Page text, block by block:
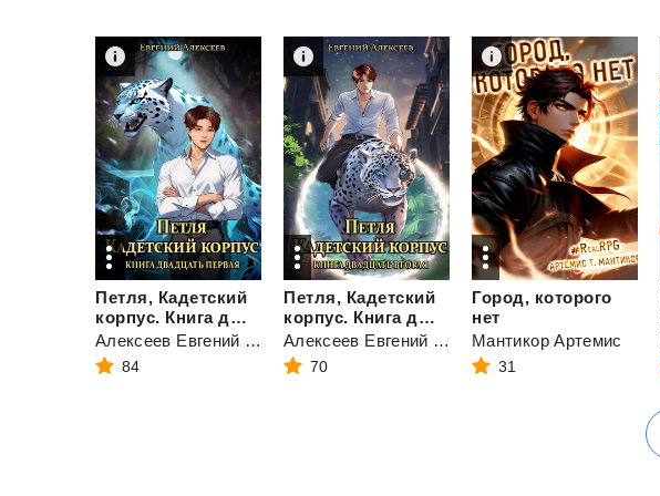
Петля, Кадетский
корпус. Книга двадцать первая
Алексеев Евгений Артемович
84
Петля, Кадетский
корпус. Книга двадцать вторая
Алексеев Евгений Артемович
70
Город, которого
нет
Мантикор Артемис
31